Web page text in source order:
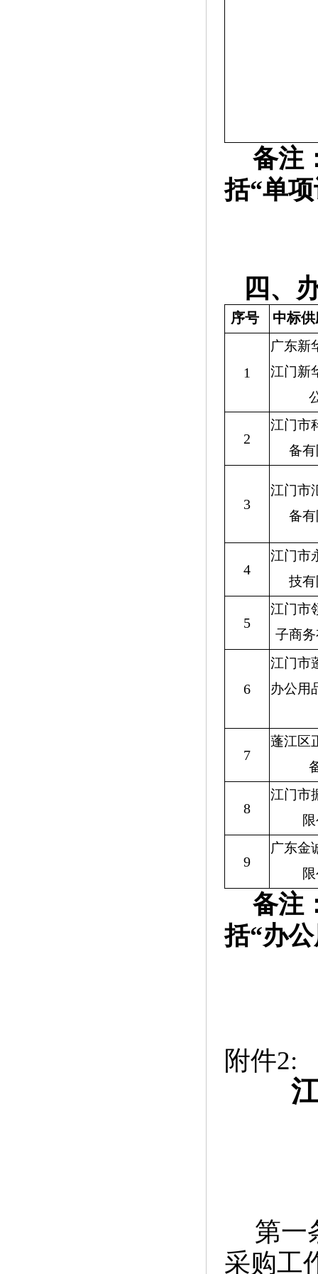
备注
括“单
四、
序号 中标
1
广东新
江门新
2
江门市
备
3
江门市
备
4
江门市
技
5
江门市
子商
6
江门市
办公用
7
蓬江区
8
江门市
9
广东金
备注
括“办
附件2:
第一
采购工